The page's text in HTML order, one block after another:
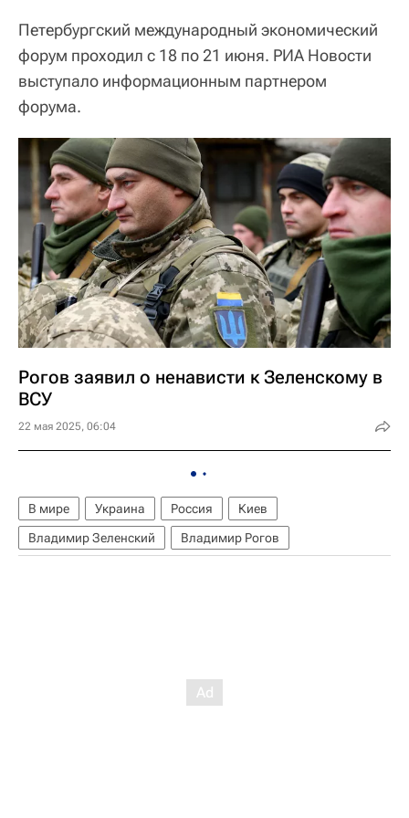
Петербургский международный экономический
форум проходил с 18 по 21 июня. РИА Новости
выступало информационным партнером
форума.
Рогов заявил о ненависти к Зеленскому в
ВСУ
22 мая 2025, 06:04
В мире Украина Россия
Киев
Владимир Зеленский
Владимир Рогов